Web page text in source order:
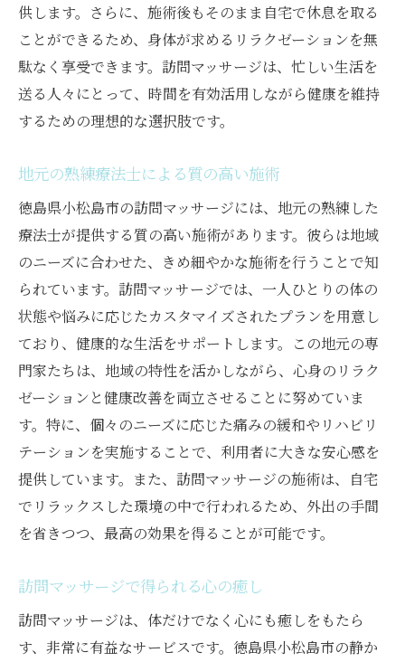
供します。さらに、施術後もそのまま自宅で休息を取る
ことができるため、身体が求めるリラクゼーションを無
駄なく享受できます。訪問マッサージは、忙しい生活を
送る人々にとって、時間を有効活用しながら健康を維持
するための理想的な選択肢です。
地元の熟練療法士による質の高い施術
徳島県小松島市の訪問マッサージには、地元の熟練した
療法士が提供する質の高い施術があります。彼らは地域
のニーズに合わせた、きめ細やかな施術を行うことで知
られています。訪問マッサージでは、一人ひとりの体の
状態や悩みに応じたカスタマイズされたプランを用意し
ており、健康的な生活をサポートします。この地元の専
門家たちは、地域の特性を活かしながら、心身のリラク
ゼーションと健康改善を両立させることに努めていま
す。特に、個々のニーズに応じた痛みの緩和やリハビリ
テーションを実施することで、利用者に大きな安心感を
提供しています。また、訪問マッサージの施術は、自宅
でリラックスした環境の中で行われるため、外出の手間
を省きつつ、最高の効果を得ることが可能です。
訪問マッサージで得られる心の癒し
訪問マッサージは、体だけでなく心にも癒しをもたら
す、非常に有益なサービスです。徳島県小松島市の静か